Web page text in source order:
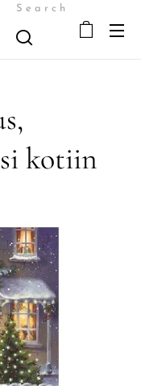
Search
kotiin